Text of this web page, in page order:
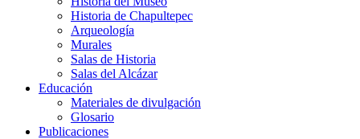
Historia de Chapultepec
Arqueología
Murales
Salas de Historia
Salas del Alcázar
Educación
Materiales de divulgación
Glosario
Publicaciones